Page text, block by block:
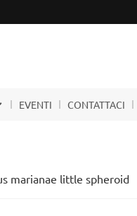
EVENTI CONTATTACI
marianae little spheroid